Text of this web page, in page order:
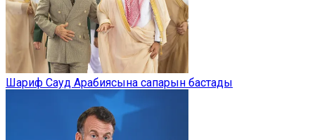
Шариф Сауд Арабиясына сапарын бастады